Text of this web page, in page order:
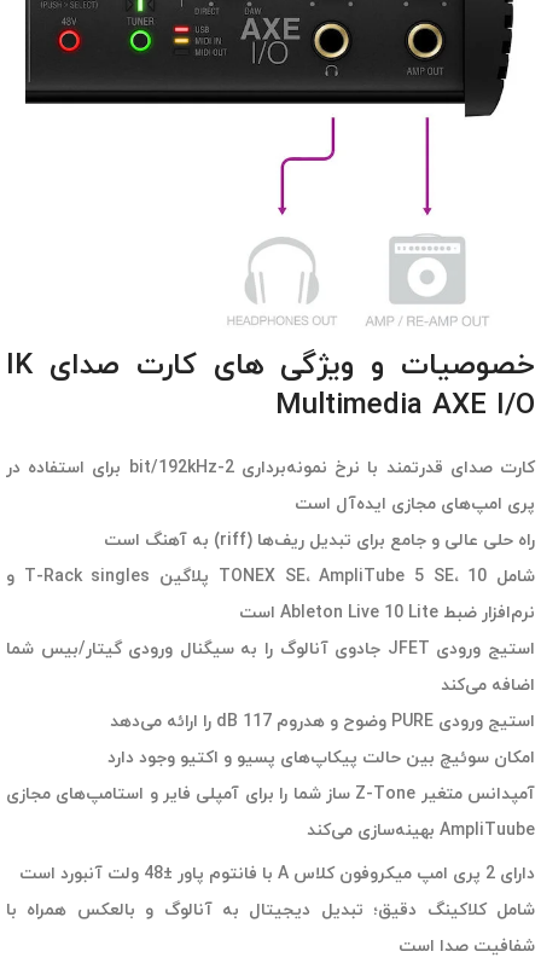
خصوصیات و ویژگی های کارت صدای IK
Multimedia AXE I/O
کارت صدای قدرتمند با نرخ نمونه‌برداری 2-bit/192kHz برای استفاده در
پری امپ‌های مجازی ایده‌آل است
راه حلی عالی و جامع برای تبدیل ریف‌ها (riff) به آهنگ است
شامل TONEX SE، AmpliTube 5 SE، 10 پلاگین T-Rack singles و
نرم‌افزار ضبط Ableton Live 10 Lite است
استیج ورودی JFET جادوی آنالوگ را به سیگنال ورودی گیتار/بیس شما
اضافه می‌کند
استیج ورودی PURE وضوح و هدروم 117 dB را ارائه می‌دهد
امکان سوئیچ بین حالت‌ پیکاپ‌های پسیو و اکتیو وجود دارد
آمپدانس متغیر Z-Tone ساز شما را برای آمپلی فایر و استامپ‌های مجازی
AmpliTuube بهینه‌سازی می‌کند
دارای 2 پری امپ میکروفون کلاس A با فانتوم پاور ±48 ولت آنبورد است
شامل کلاکینگ دقیق؛ تبدیل دیجیتال به آنالوگ و بالعکس همراه با
شفافیت صدا است